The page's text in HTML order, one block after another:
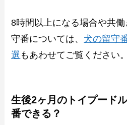
8時間以上になる場合や共
守番については、 犬の留守
選 もあわせてご覧ください。
生後2ヶ月のトイプード
番できる？